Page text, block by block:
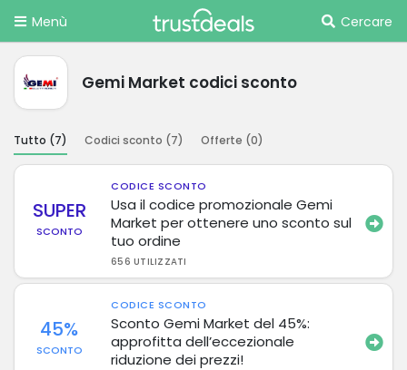
Menù Cercare
Gemi Market codici sconto
Tutto (7) Codici sconto (7) Offerte (0)
SUPER
SCONTO
CODICE SCONTO
Usa il codice promozionale Gemi
Market per ottenere uno sconto sul
tuo ordine
656 UTILIZZATI
45%
SCONTO
CODICE SCONTO
Sconto Gemi Market del 45%:
approfitta dell’eccezionale
riduzione dei prezzi!